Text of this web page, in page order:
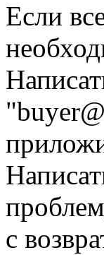
Если
"
с